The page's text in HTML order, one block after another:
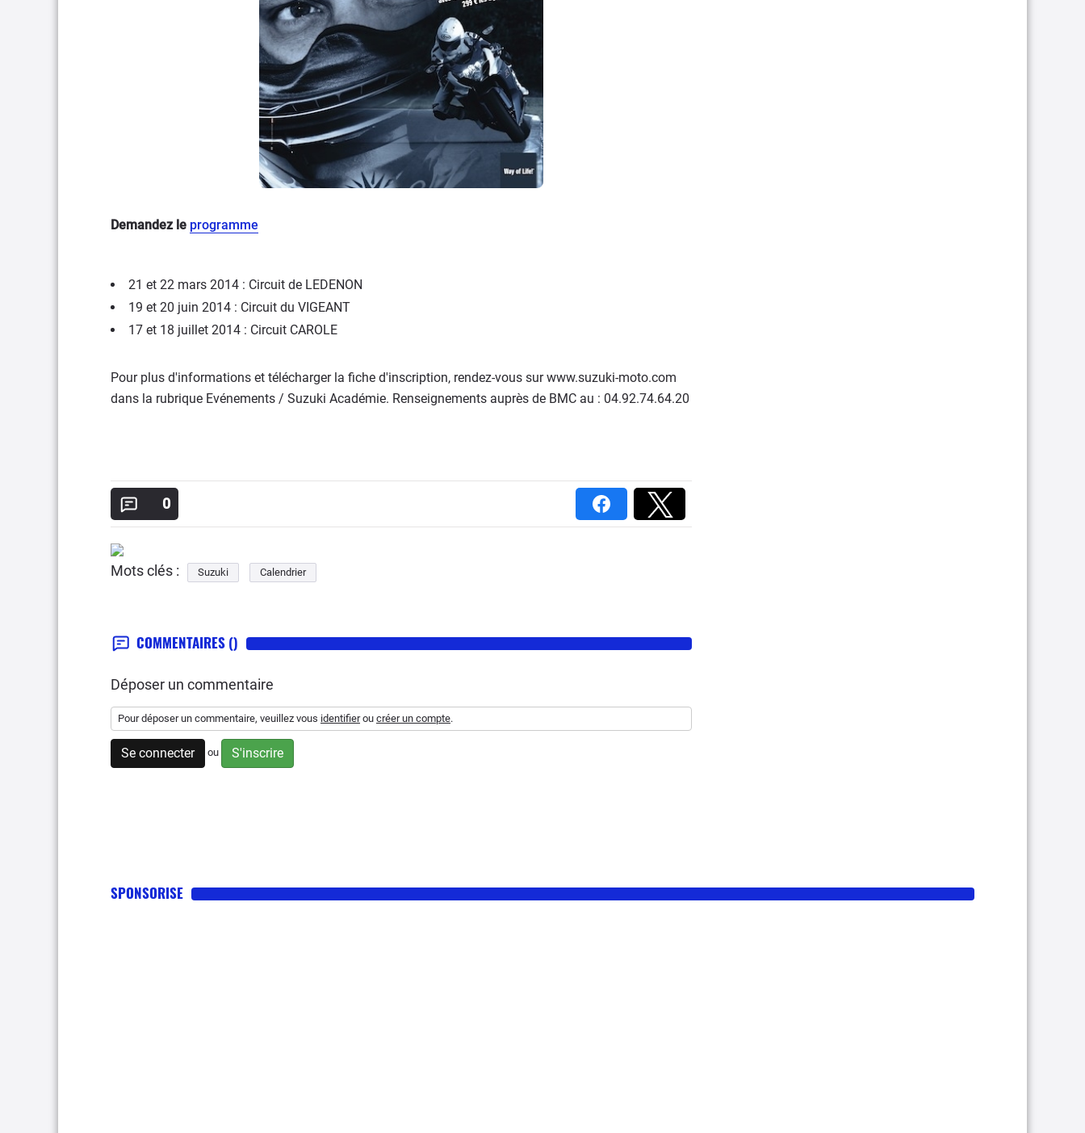
Demandez le programme
21 et 22 mars 2014 : Circuit de LEDENON
19 et 20 juin 2014 : Circuit du VIGEANT
17 et 18 juillet 2014 : Circuit CAROLE
Pour plus d'informations et télécharger la fiche d'inscription, rendez-vous sur www.suzuki-moto.com
dans la rubrique Evénements / Suzuki Académie. Renseignements auprès de BMC au : 04.92.74.64.20
0
Mots clés : Suzuki Calendrier
COMMENTAIRES ()
Déposer un commentaire
Pour déposer un commentaire, veuillez vous identifierou créer un compte.
Se connecter ou S'inscrire
SPONSORISE